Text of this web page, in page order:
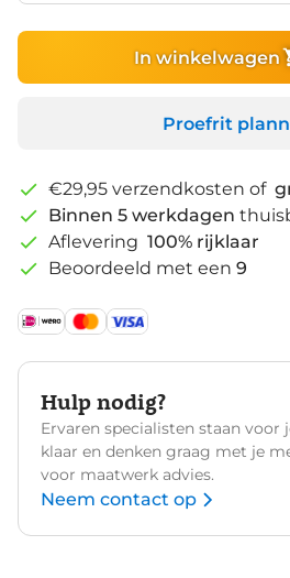
In winkelwagen
Proefrit
€29,95 verzendkosten of
Binnen 5 werkdagen
Aflevering 100% rijklaar
Beoordeeld met een 9
Hulp nodig?
Ervaren specialisten staan voor
klaar en denken graag met je
voor maatwerk advies.
Neem contact op